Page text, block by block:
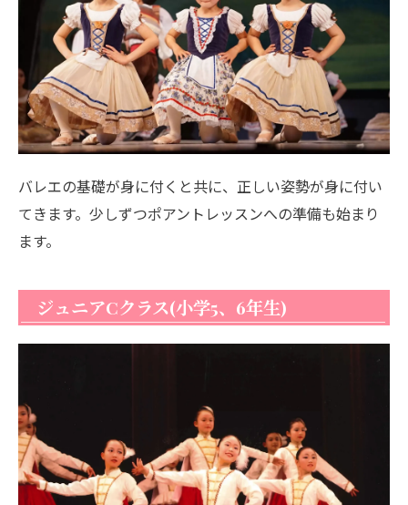
バレエの基礎が身に付くと共に、正しい姿勢が身に付い
てきます。少しずつポアントレッスンへの準備も始まり
ます。
ジュニアCクラス(小学5、6年生)